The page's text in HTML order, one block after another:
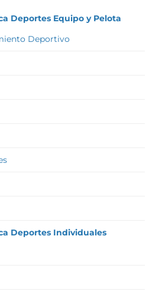
Deportes Equipo y Pelota
Deportivo
Deportes Individuales